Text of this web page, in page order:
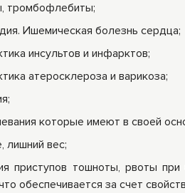
тромбофлебиты;
Ишемическая болезнь сердца;
инсультов и инфарктов;
атеросклероза и варикоза;
которые имеют в своей
лишний вес;
приступов тошноты, рвоты при
обеспечивается за счет